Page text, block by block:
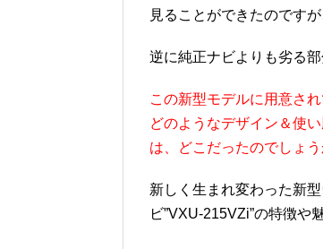
見ることができたのです
逆に純正ナビよりも劣る
この新型モデルに用意さ
どのようなデザイン＆使
は、どこだったのでしょう
新しく生まれ変わった新
ビ”VXU-215VZi”の特徴や